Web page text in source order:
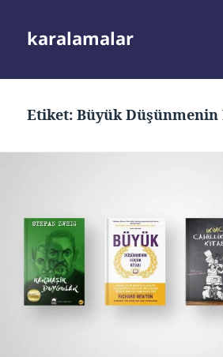
karalamalar
Etiket:Büyük Düşünmenin